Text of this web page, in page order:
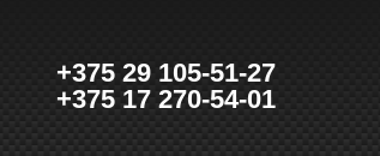
+375 29 105-51-27
+375 17 270-54-01